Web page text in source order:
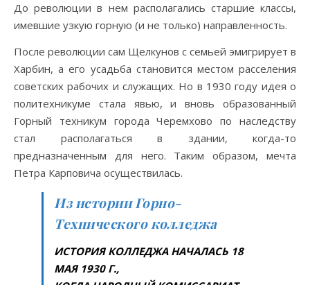
До революции в нем располагались старшие классы,
имевшие узкую горную (и не только) направленность.
После революции сам Щелкунов с семьей эмигрирует в
Харбин, а его усадьба становится местом расселения
советских рабочих и служащих. Но в 1930 году идея о
политехникуме стала явью, и вновь образованный
Горный техникум города Черемхово по наследству
стал располагаться в здании, когда-то
предназначенным для него. Таким образом, мечта
Петра Карповича осуществилась.
Из истории Горно-
Технического колледжа
ИСТОРИЯ КОЛЛЕДЖА НАЧАЛАСЬ 18
МАЯ 1930 Г.,